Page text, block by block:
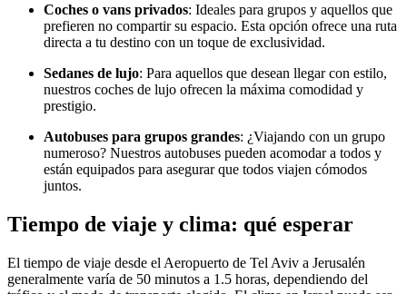
Coches o vans privados: Ideales para grupos y aquellos que
prefieren no compartir su espacio. Esta opción ofrece una ruta
directa a tu destino con un toque de exclusividad.
Sedanes de lujo: Para aquellos que desean llegar con estilo,
nuestros coches de lujo ofrecen la máxima comodidad y
prestigio.
Autobuses para grupos grandes: ¿Viajando con un grupo
numeroso? Nuestros autobuses pueden acomodar a todos y
están equipados para asegurar que todos viajen cómodos
juntos.
Tiempo de viaje y clima: qué esperar
El tiempo de viaje desde el Aeropuerto de Tel Aviv a Jerusalén
generalmente varía de 50 minutos a 1.5 horas, dependiendo del